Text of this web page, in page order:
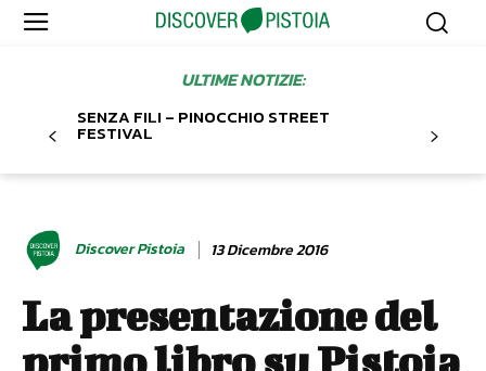
ULTIME NOTIZIE:
SENZA FILI – PINOCCHIO STREET
FESTIVAL
Discover Pistoia 13 Dicembre 2016
La presentazione del